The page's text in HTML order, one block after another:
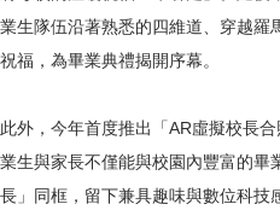
業生隊伍沿著熟悉的四維道、穿越羅
祝福，為畢業典禮揭開序幕。
此外，今年首度推出「AR虛擬校長
業生與家長不僅能與校園內豐富的畢
長」同框，留下兼具趣味與數位科技